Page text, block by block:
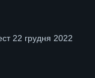
22 грудня 2022